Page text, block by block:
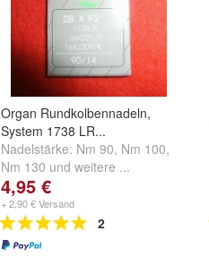
Organ Rundkolbennadeln,
System 1738 LR...
Nadelstärke: Nm 90, Nm 100,
Nm 130 und weitere ...
4,95 €
+ 2,90 € Versand
2